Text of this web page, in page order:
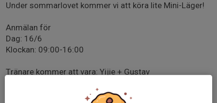
Under sommarlovet kommer vi att köra lite Mini-Läger!
Anmälan för
Dag: 16/6
Klockan: 09:00-16:00
Tränare kommer att vara: Yijie + Gustav